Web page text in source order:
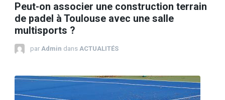
Peut-on associer une construction terrain
de padel à Toulouse avec une salle
multisports ?
par Admin dans ACTUALITÉS